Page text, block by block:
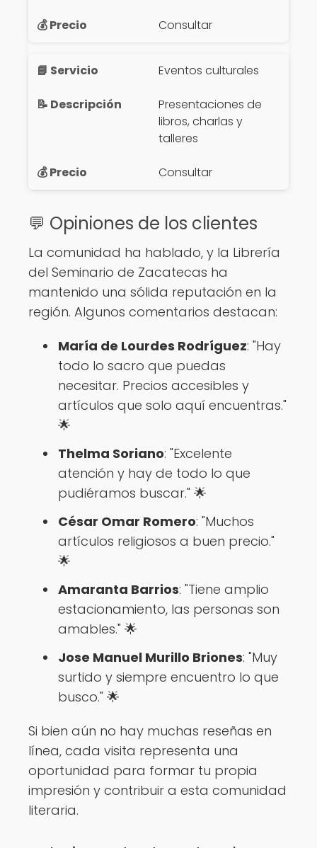
Consultar
Eventos culturales
Presentaciones de
libros, charlas y
talleres
Consultar
💬 Opiniones de los clientes
La comunidad ha hablado, y la Librería
del Seminario de Zacatecas ha
mantenido una sólida reputación en la
región. Algunos comentarios destacan:
María de Lourdes Rodríguez: "Hay
todo lo sacro que puedas
necesitar. Precios accesibles y
artículos que solo aquí encuentras."
🌟
Thelma Soriano: "Excelente
atención y hay de todo lo que
pudiéramos buscar." 🌟
César Omar Romero: "Muchos
artículos religiosos a buen precio."
🌟
Amaranta Barrios: "Tiene amplio
estacionamiento, las personas son
amables." 🌟
Jose Manuel Murillo Briones: "Muy
surtido y siempre encuentro lo que
busco." 🌟
Si bien aún no hay muchas reseñas en
línea, cada visita representa una
oportunidad para formar tu propia
impresión y contribuir a esta comunidad
literaria.